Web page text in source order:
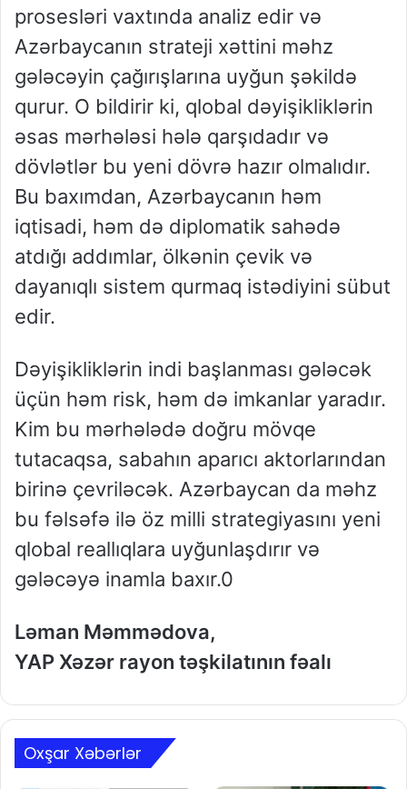
prosesləri vaxtında analiz edir və
Azərbaycanın strateji xəttini məhz
gələcəyin çağırışlarına uyğun şəkildə
qurur. O bildirir ki, qlobal dəyişikliklərin
əsas mərhələsi hələ qarşıdadır və
dövlətlər bu yeni dövrə hazır olmalıdır.
Bu baxımdan, Azərbaycanın həm
iqtisadi, həm də diplomatik sahədə
atdığı addımlar, ölkənin çevik və
dayanıqlı sistem qurmaq istədiyini sübut
edir.
Dəyişikliklərin indi başlanması gələcək
üçün həm risk, həm də imkanlar yaradır.
Kim bu mərhələdə doğru mövqe
tutacaqsa, sabahın aparıcı aktorlarından
birinə çevriləcək. Azərbaycan da məhz
bu fəlsəfə ilə öz milli strategiyasını yeni
qlobal reallıqlara uyğunlaşdırır və
gələcəyə inamla baxır.0
Ləman Məmmədova,
YAP Xəzər rayon təşkilatının fəalı
Oxşar Xəbərlər